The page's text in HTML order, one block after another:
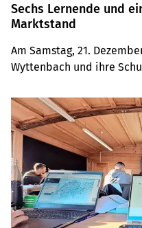
Sechs Lernende und
Marktstand
Am Samstag, 21.
Wyttenbach und ihre
selbstgemachte